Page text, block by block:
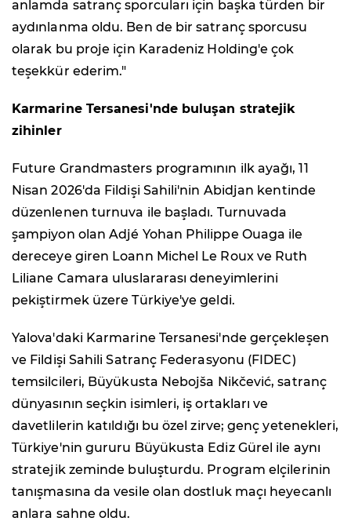
anlamda satranç sporcuları için başka türden bir
aydınlanma oldu. Ben de bir satranç sporcusu
olarak bu proje için Karadeniz Holding'e çok
teşekkür ederim."
Karmarine Tersanesi'nde buluşan stratejik
zihinler
Future Grandmasters programının ilk ayağı, 11
Nisan 2026'da Fildişi Sahili'nin Abidjan kentinde
düzenlenen turnuva ile başladı. Turnuvada
şampiyon olan Adjé Yohan Philippe Ouaga ile
dereceye giren Loann Michel Le Roux ve Ruth
Liliane Camara uluslararası deneyimlerini
pekiştirmek üzere Türkiye'ye geldi.
Yalova'daki Karmarine Tersanesi'nde gerçekleşen
ve Fildişi Sahili Satranç Federasyonu (FIDEC)
temsilcileri, Büyükusta Nebojša Nikčević, satranç
dünyasının seçkin isimleri, iş ortakları ve
davetlilerin katıldığı bu özel zirve; genç yetenekleri,
Türkiye'nin gururu Büyükusta Ediz Gürel ile aynı
stratejik zeminde buluşturdu. Program elçilerinin
tanışmasına da vesile olan dostluk maçı heyecanlı
anlara sahne oldu.